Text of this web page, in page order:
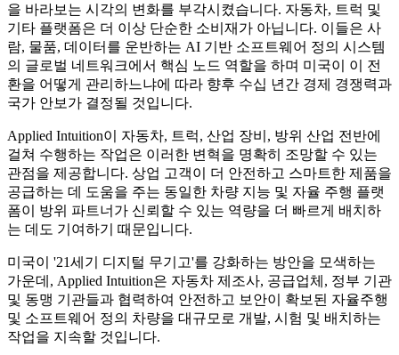
을 바라보는 시각의 변화를 부각시켰습니다. 자동차, 트럭 및
기타 플랫폼은 더 이상 단순한 소비재가 아닙니다. 이들은 사
람, 물품, 데이터를 운반하는 AI 기반 소프트웨어 정의 시스템
의 글로벌 네트워크에서 핵심 노드 역할을 하며 미국이 이 전
환을 어떻게 관리하느냐에 따라 향후 수십 년간 경제 경쟁력과
국가 안보가 결정될 것입니다.
Applied Intuition이 자동차, 트럭, 산업 장비, 방위 산업 전반에
걸쳐 수행하는 작업은 이러한 변혁을 명확히 조망할 수 있는
관점을 제공합니다. 상업 고객이 더 안전하고 스마트한 제품을
공급하는 데 도움을 주는 동일한 차량 지능 및 자율 주행 플랫
폼이 방위 파트너가 신뢰할 수 있는 역량을 더 빠르게 배치하
는 데도 기여하기 때문입니다.
미국이 '21세기 디지털 무기고'를 강화하는 방안을 모색하는
가운데, Applied Intuition은 자동차 제조사, 공급업체, 정부 기관
및 동맹 기관들과 협력하여 안전하고 보안이 확보된 자율주행
및 소프트웨어 정의 차량을 대규모로 개발, 시험 및 배치하는
작업을 지속할 것입니다.